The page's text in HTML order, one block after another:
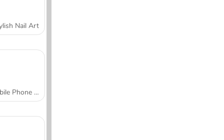
Nail Art
Mobile Phone Case Design & DIY